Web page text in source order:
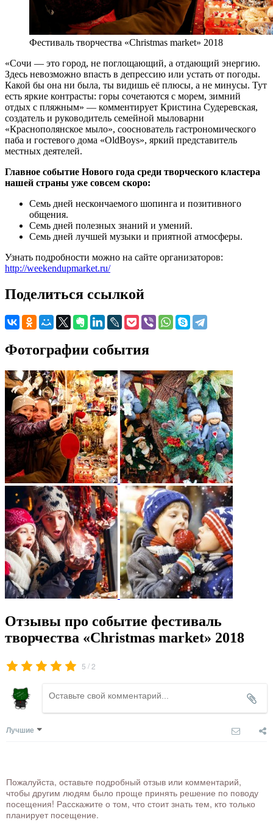
Фестиваль творчества «Christmas market» 2018
«Сочи — это город, не поглощающий, а отдающий энергию.
Здесь невозможно впасть в депрессию или устать от погоды.
Какой бы она ни была, ты видишь её плюсы, а не минусы. Тут
есть яркие контрасты: горы сочетаются с морем, зимний
отдых с пляжным» — комментирует Кристина Судеревская,
создатель и руководитель семейной мыловарни
«Краснополянское мыло», сооснователь гастрономического
паба и гостевого дома «OldBoys», яркий представитель
местных деятелей.
Главное событие Нового года среди творческого кластера
нашей страны уже совсем скоро:
Семь дней нескончаемого шопинга и позитивного
общения.
Семь дней полезных знаний и умений.
Семь дней лучшей музыки и приятной атмосферы.
Узнать подробности можно на сайте организаторов:
http://weekendupmarket.ru/
Поделиться ссылкой
Фотографии события
Отзывы про событие фестиваль
творчества «Christmas market» 2018
5 /2
Лучшие
Пожалуйста, оставьте подробный отзыв или комментарий,
чтобы другим людям было проще принять решение по поводу
посещения! Расскажите о том, что стоит знать тем, кто только
планирует посещение.